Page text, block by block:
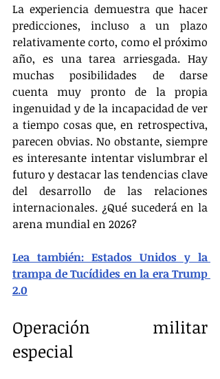
La experiencia demuestra que hacer
predicciones, incluso a un plazo
relativamente corto, como el próximo
año, es una tarea arriesgada. Hay
muchas posibilidades de darse
cuenta muy pronto de la propia
ingenuidad y de la incapacidad de ver
a tiempo cosas que, en retrospectiva,
parecen obvias. No obstante, siempre
es interesante intentar vislumbrar el
futuro y destacar las tendencias clave
del desarrollo de las relaciones
internacionales. ¿Qué sucederá en la
arena mundial en 2026?
Lea también: Estados Unidos y la
trampa de Tucídides en la era Trump
2.0
Operación militar
especial